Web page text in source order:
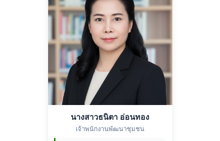
นางสาวธนิตา อ่อนทอง
เจ้าพนักงานพัฒนาชุมชน